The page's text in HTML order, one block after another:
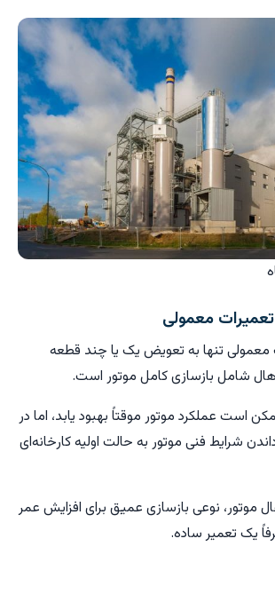
معمولی
معمولی تنها به تعویض یک یا چند قطعه
شامل بازسازی کامل موتور است.
است عملکرد موتور موقتاً بهبود یابد، اما در
شرایط فنی موتور به حالت اولیه کارخانه‌ای
موتور، نوعی بازسازی عمیق برای افزایش عمر
یک تعمیر ساده.